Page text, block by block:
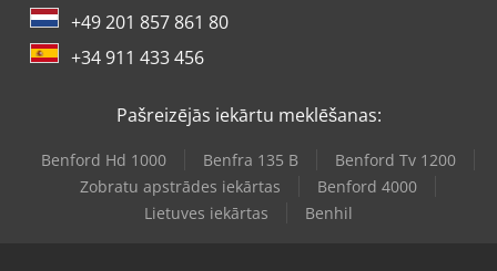
+49 201 857 861 80
+34 911 433 456
Pašreizējās iekārtu meklēšanas:
Benford Hd 1000 Benfra 135 B
Benford Tv 1200
Zobratu apstrādes iekārtas
Benford 4000
Lietuves iekārtas
Benhil